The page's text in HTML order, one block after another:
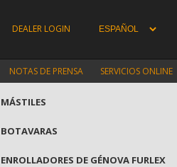
DEALER LOGIN
NOTAS DE PRENSA SERVICIOS ONLINE
MÁSTILES
BOTAVARAS
ENROLLADORES DE GÉNOVA FURLEX